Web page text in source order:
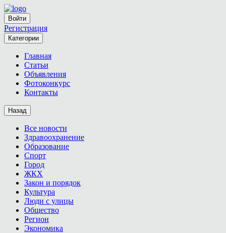
Войти
Регистрация
Категории
Главная
Статьи
Объявления
Фотоконкурс
Контакты
Назад
Все новости
Здравоохранение
Образование
Спорт
Город
ЖКХ
Закон и порядок
Культура
Люди с улицы
Общество
Регион
Экономика